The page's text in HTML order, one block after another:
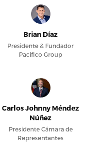
Brian Díaz
Presidente & Fundador
Pacifico Group
Carlos Johnny Méndez
Núñez
Presidente Cámara de
Representantes